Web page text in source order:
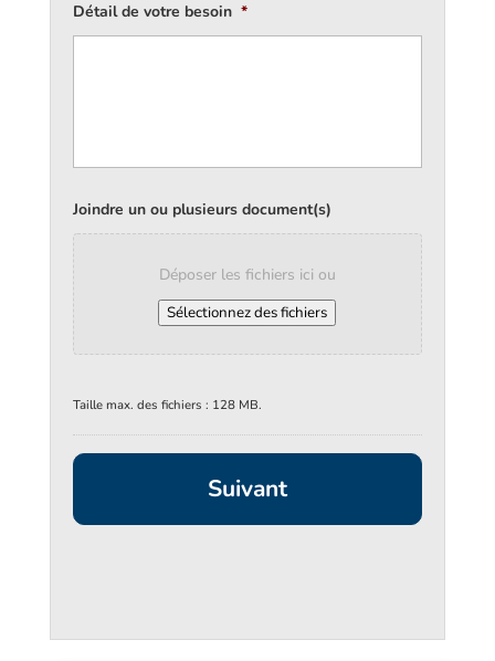
Détail de votre besoin *
Joindre un ou plusieurs document(s)
Déposer les fichiers ici ou
Sélectionnez des fichiers
Taille max. des fichiers : 128 MB.